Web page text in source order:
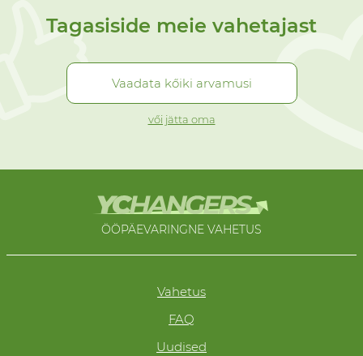
Tagasiside meie vahetajast
Vaadata kőiki arvamusi
vői jätta oma
ÖÖPÄEVARINGNE VAHETUS
Vahetus
FAQ
Uudised